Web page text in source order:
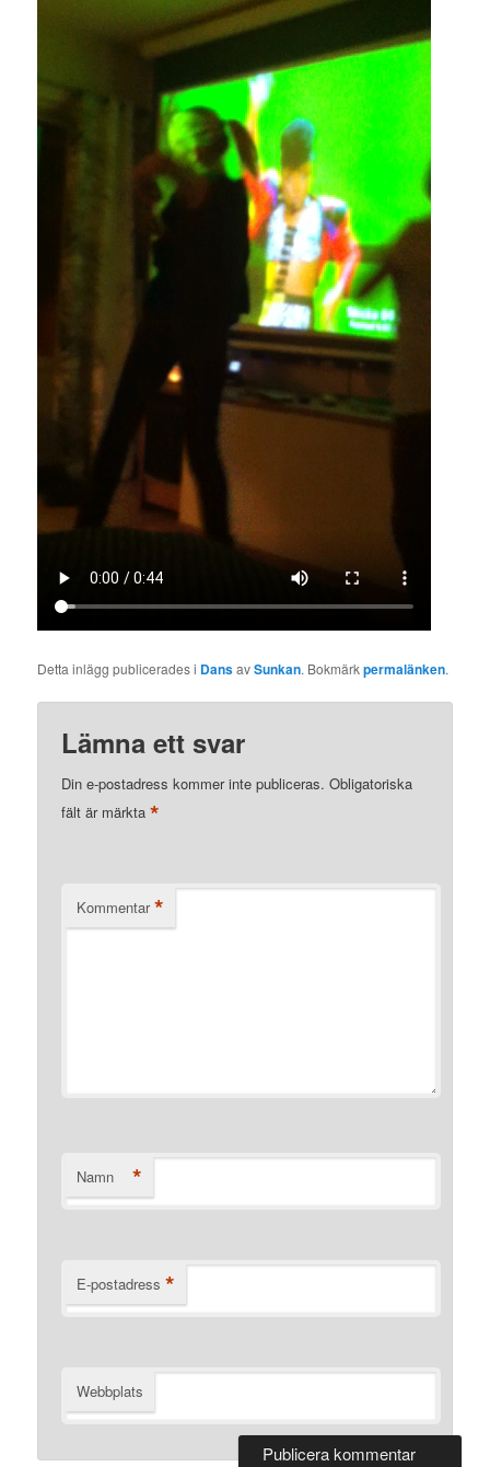
Detta inlägg publicerades i DansavSunkan. Bokmärkpermalänken.
Lämna ett svar
Din e-postadress kommer inte publiceras. Obligatoriska
fält är märkta*
Kommentar *
Namn *
E-postadress *
Webbplats